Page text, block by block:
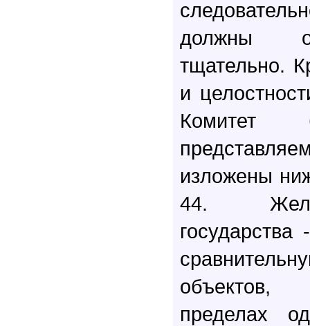
должны
тщательно.
и
Комитет
изложены
44.
объектов,
пределах